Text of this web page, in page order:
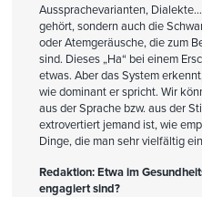
Aussprachevarianten,
gehört, sondern auch die
oder Atemgeräusche, die zum
sind. Dieses „Ha“ bei einem
etwas. Aber das System
wie dominant er spricht. Wir
aus der Sprache bzw. aus der
extrovertiert jemand ist, wie
Dinge, die man sehr vielfältig
Redaktion: Etwa im
engagiert sind?